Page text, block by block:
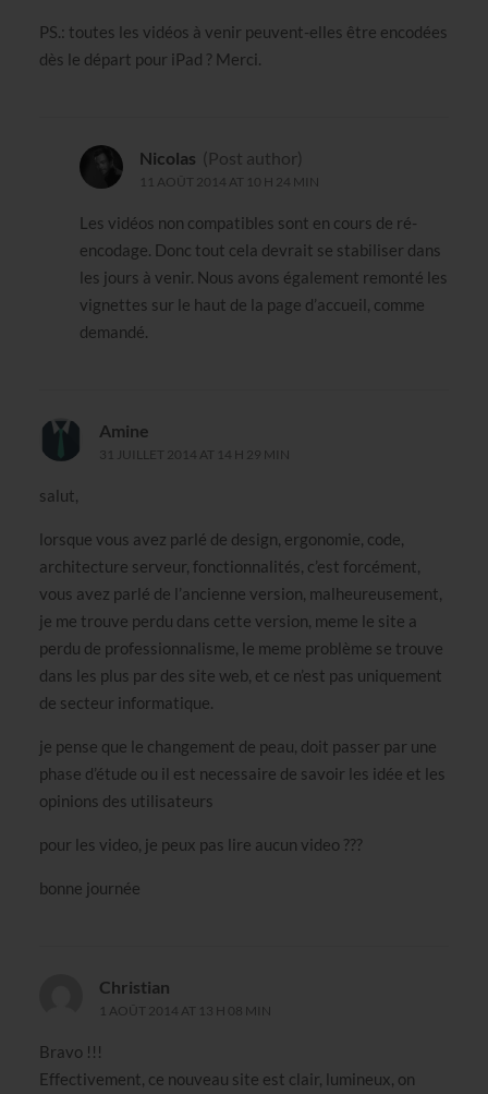
PS.: toutes les vidéos à venir peuvent-elles être encodées
dès le départ pour iPad ? Merci.
Nicolas (Post author)
11 AOÛT 2014 AT 10 H 24 MIN
Les vidéos non compatibles sont en cours de ré-
encodage. Donc tout cela devrait se stabiliser dans
les jours à venir. Nous avons également remonté les
vignettes sur le haut de la page d’accueil, comme
demandé.
Amine
31 JUILLET 2014 AT 14 H 29 MIN
salut,
lorsque vous avez parlé de design, ergonomie, code,
architecture serveur, fonctionnalités, c’est forcément,
vous avez parlé de l’ancienne version, malheureusement,
je me trouve perdu dans cette version, meme le site a
perdu de professionnalisme, le meme problème se trouve
dans les plus par des site web, et ce n’est pas uniquement
de secteur informatique.
je pense que le changement de peau, doit passer par une
phase d’étude ou il est necessaire de savoir les idée et les
opinions des utilisateurs
pour les video, je peux pas lire aucun video ???
bonne journée
Christian
1 AOÛT 2014 AT 13 H 08 MIN
Bravo !!!
Effectivement, ce nouveau site est clair, lumineux, on